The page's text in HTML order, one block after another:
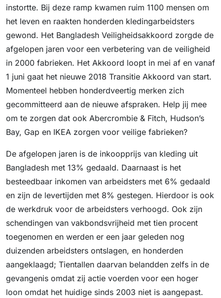
instortte. Bij deze ramp kwamen ruim 1100 mensen om
het leven en raakten honderden kledingarbeidsters
gewond. Het Bangladesh Veiligheidsakkoord zorgde de
afgelopen jaren voor een verbetering van de veiligheid
in 2000 fabrieken. Het Akkoord loopt in mei af en vanaf
1 juni gaat het nieuwe 2018 Transitie Akkoord van start.
Momenteel hebben honderdveertig merken zich
gecommitteerd aan de nieuwe afspraken. Help jij mee
om te zorgen dat ook Abercrombie & Fitch, Hudson’s
Bay, Gap en IKEA zorgen voor veilige fabrieken?
De afgelopen jaren is de inkoopprijs van kleding uit
Bangladesh met 13% gedaald. Daarnaast is het
besteedbaar inkomen van arbeidsters met 6% gedaald
en zijn de levertijden met 8% gestegen. Hierdoor is ook
de werkdruk voor de arbeidsters verhoogd. Ook zijn
schendingen van vakbondsvrijheid met tien procent
toegenomen en werden er een jaar geleden nog
duizenden arbeidsters ontslagen, en honderden
aangeklaagd; Tientallen daarvan belandden zelfs in de
gevangenis omdat zij actie voerden voor een hoger
loon omdat het huidige sinds 2003 niet is aangepast.